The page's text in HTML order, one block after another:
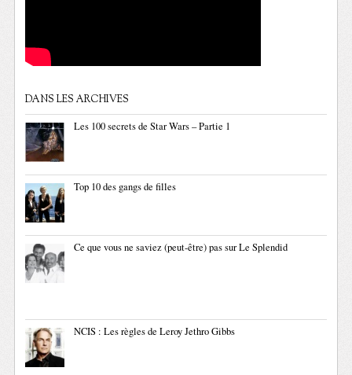
DANS LES ARCHIVES
Les 100 secrets de Star Wars – Partie 1
Top 10 des gangs de filles
Ce que vous ne saviez (peut-être) pas sur Le Splendid
NCIS : Les règles de Leroy Jethro Gibbs